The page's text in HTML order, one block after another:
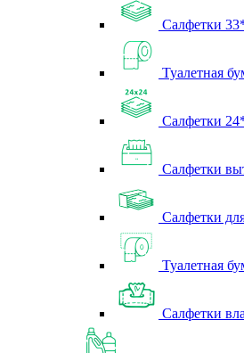
Салфетки
Туалетная
Салфетки
Салфетки
Салфетки
Туалетная
Салфетки